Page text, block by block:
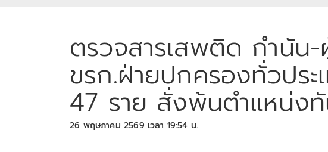
ตรวจสารเสพติด กำนัน
ขรก.ฝ่ายปกครองทั่วปร
47 ราย สั่งพ้นตำแหน่ง
26 พฤษภาคม 2569 เวลา 19:54 น.